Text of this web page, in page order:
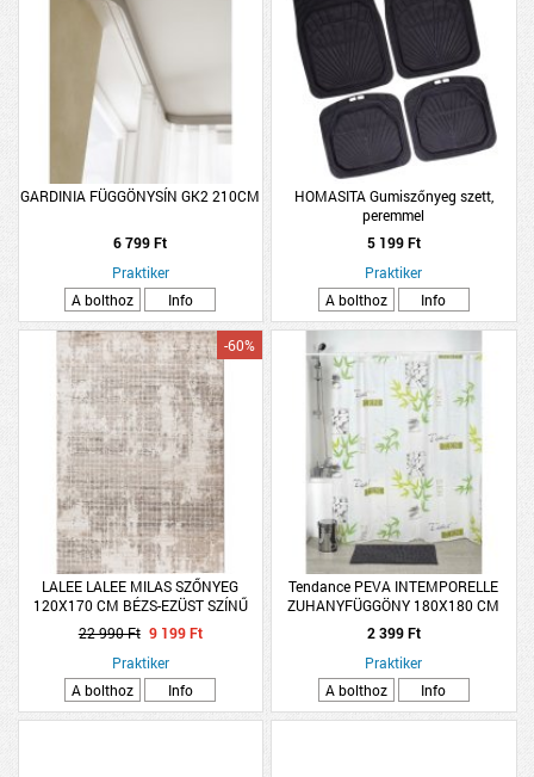
GARDINIA FÜGGÖNYSÍN GK2 210CM
6 799 Ft
Praktiker
A bolthoz
Info
HOMASITA Gumiszőnyeg szett,
peremmel
5 199 Ft
Praktiker
A bolthoz
Info
LALEE LALEE MILAS SZŐNYEG
120X170 CM BÉZS-EZÜST SZÍNŰ
-60%
22 990 Ft 9 199 Ft
Praktiker
A bolthoz
Info
Tendance PEVA INTEMPORELLE
ZUHANYFÜGGÖNY 180X180 CM
PVC 12 KARIKÁVAL
2 399 Ft
Praktiker
A bolthoz
Info